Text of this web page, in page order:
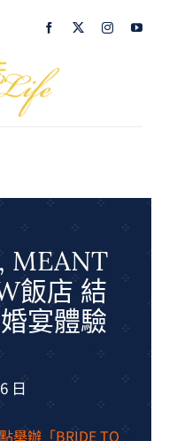
生活美學
室內設計
購屋指南
MEANT
飯店 結
宴體驗
日
舉辦「BRIDE TO